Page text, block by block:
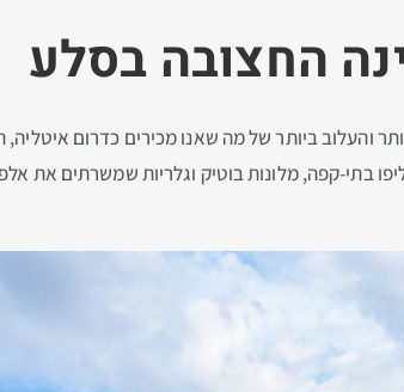
החצובה בסלע
ביותר של מה שאנו מכירים כדרום איטליה,
בתי-קפה, מלונות בוטיק וגלריות שמשרתים את